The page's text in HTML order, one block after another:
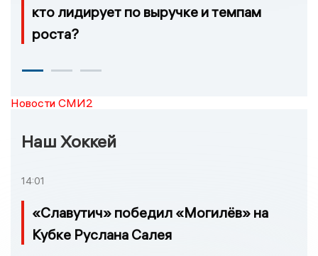
кто лидирует по выручке и темпам
роста?
Новости СМИ2
Наш Хоккей
14:01
«Славутич» победил «Могилёв» на
Кубке Руслана Салея